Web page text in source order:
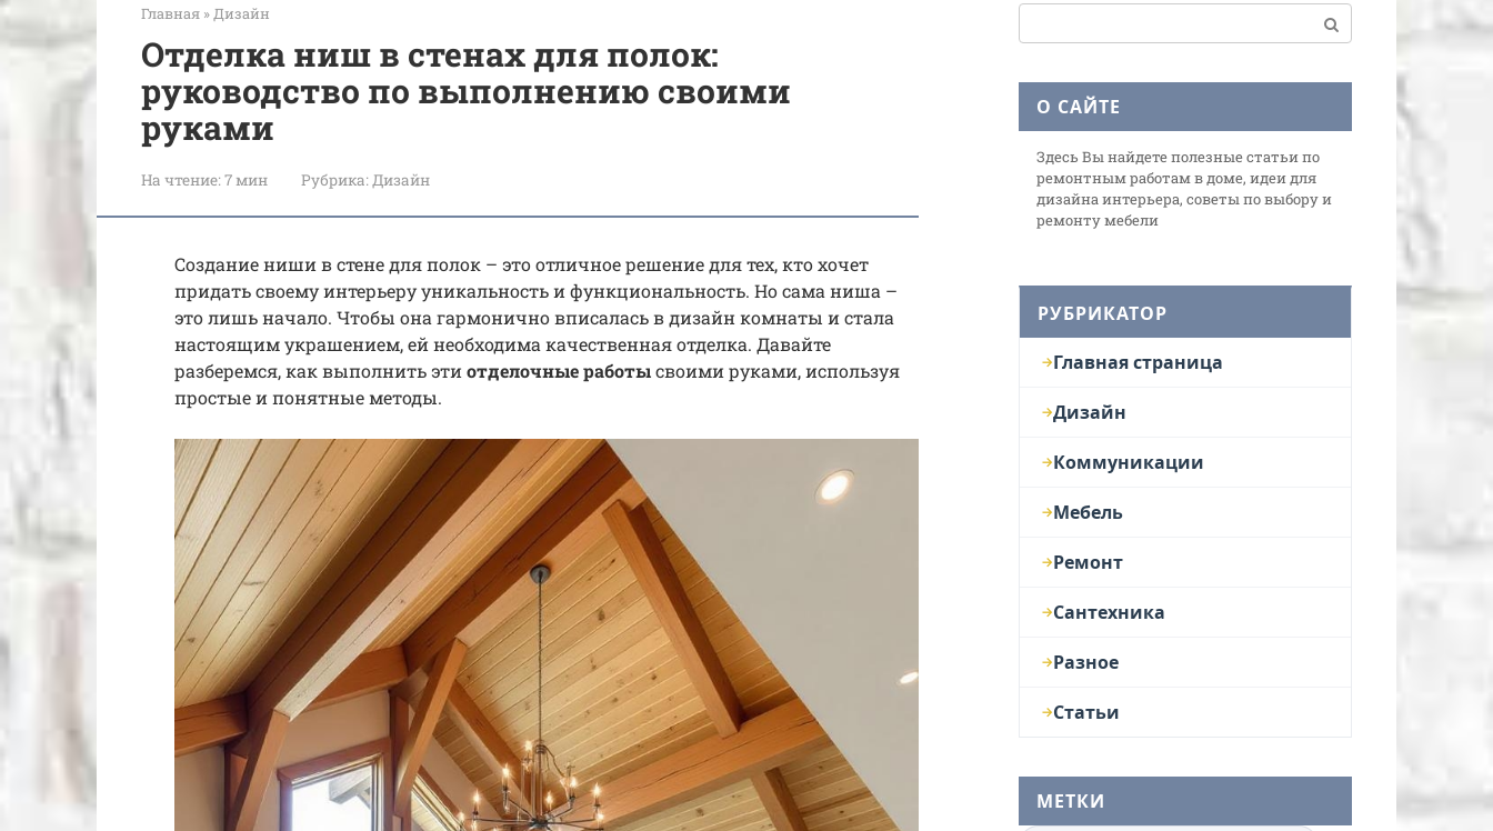
Главная » Дизайн
Отделка ниш в стенах для полок:
руководство по выполнению своими
руками
На чтение:7 мин Рубрика:Дизайн
Создание ниши в стене для полок – это отличное решение для тех, кто хочет
придать своему интерьеру уникальность и функциональность. Но сама ниша –
это лишь начало. Чтобы она гармонично вписалась в дизайн комнаты и стала
настоящим украшением, ей необходима качественная отделка. Давайте
разберемся, как выполнить эти отделочные работысвоими руками, используя
простые и понятные методы.
О САЙТЕ
Здесь Вы найдете полезные статьи по
ремонтным работам в доме, идеи для
дизайна интерьера, советы по выбору и
ремонту мебели
РУБРИКАТОР
Главная страница
Дизайн
Коммуникации
Мебель
Ремонт
Сантехника
Разное
Статьи
МЕТКИ